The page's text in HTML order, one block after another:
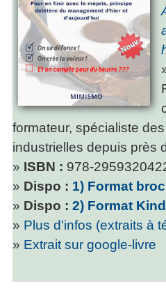
formateur, spécialiste
industrielles depuis près
» ISBN : 978-
» Dispo : 1) Format
» Dispo : 2) Format
» Plus d'infos (extraits à
» Extrait sur google-livre